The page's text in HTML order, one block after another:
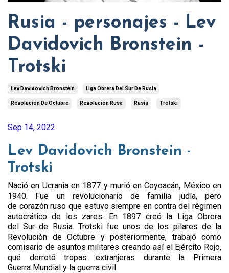
Rusia - personajes - Lev
Davidovich Bronstein -
Trotski
Lev Davidovich Bronstein Liga Obrera Del Sur De Rusia
Revolución De Octubre Revolución Rusa Rusia Trotski
Sep 14, 2022
Lev Davidovich Bronstein -
Trotski
Nació en Ucrania en 1877 y murió en Coyoacán, México en
1940. Fue un revolucionario de familia judía, pero
de corazón ruso que estuvo siempre en contra del régimen
autocrático de los zares. En 1897 creó la Liga Obrera
del Sur de Rusia. Trotski fue unos de los pilares de la
Revolución de Octubre y posteriormente, trabajó como
comisario de asuntos militares creando así el Ejército Rojo,
qué derrotó tropas extranjeras durante la Primera
Guerra Mundial y la guerra civil.